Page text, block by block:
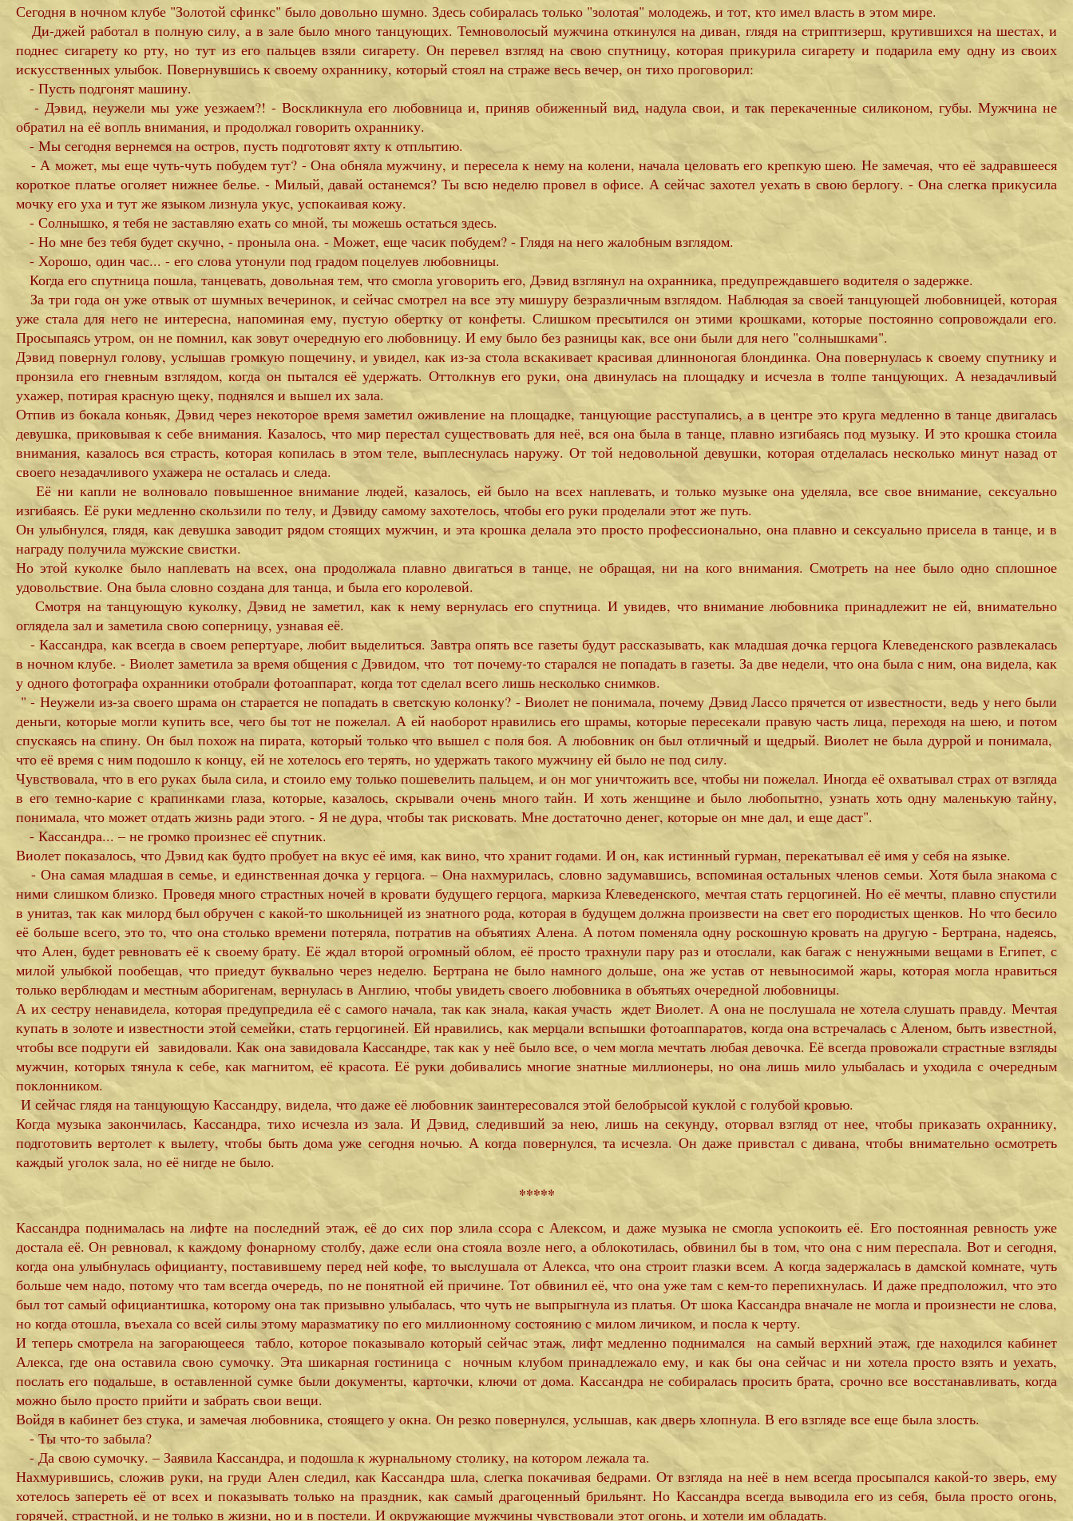
Сегодня в ночном клубе "Золотой сфинкс" было довольно шумно. Здесь собиралась только "золотая" молодежь, и тот, кто имел власть в этом мире.
Ди-джей работал в полную силу, а в зале было много танцующих. Темноволосый мужчина откинулся на диван, глядя на стриптизерш, крутившихся на шестах, и
поднес сигарету ко рту, но тут из его пальцев взяли сигарету. Он перевел взгляд на свою спутницу, которая прикурила сигарету и подарила ему одну из своих
искусственных улыбок. Повернувшись к своему охраннику, который стоял на страже весь вечер, он тихо проговорил:
- Пусть подгонят машину.
- Дэвид, неужели мы уже уезжаем?! - Воскликнула его любовница и, приняв обиженный вид, надула свои, и так перекаченные силиконом, губы. Мужчина не
обратил на её вопль внимания, и продолжал говорить охраннику.
- Мы сегодня вернемся на остров, пусть подготовят яхту к отплытию.
- А может, мы еще чуть-чуть побудем тут? - Она обняла мужчину, и пересела к нему на колени, начала целовать его крепкую шею. Не замечая, что её задравшееся
короткое платье оголяет нижнее белье. - Милый, давай останемся? Ты всю неделю провел в офисе. А сейчас захотел уехать в свою берлогу. - Она слегка прикусила
мочку его уха и тут же языком лизнула укус, успокаивая кожу.
- Солнышко, я тебя не заставляю ехать со мной, ты можешь остаться здесь.
- Но мне без тебя будет скучно, - проныла она. - Может, еще часик побудем? - Глядя на него жалобным взглядом.
- Хорошо, один час... - его слова утонули под градом поцелуев любовницы.
Когда его спутница пошла, танцевать, довольная тем, что смогла уговорить его, Дэвид взглянул на охранника, предупреждавшего водителя о задержке.
За три года он уже отвык от шумных вечеринок, и сейчас смотрел на все эту мишуру безразличным взглядом. Наблюдая за своей танцующей любовницей, которая
уже стала для него не интересна, напоминая ему, пустую обертку от конфеты. Слишком пресытился он этими крошками, которые постоянно сопровождали его.
Просыпаясь утром, он не помнил, как зовут очередную его любовницу. И ему было без разницы как, все они были для него "солнышками".
Дэвид повернул голову, услышав громкую пощечину, и увидел, как из-за стола вскакивает красивая длинноногая блондинка. Она повернулась к своему спутнику и
пронзила его гневным взглядом, когда он пытался её удержать. Оттолкнув его руки, она двинулась на площадку и исчезла в толпе танцующих. А незадачливый
ухажер, потирая красную щеку, поднялся и вышел их зала.
Отпив из бокала коньяк, Дэвид через некоторое время заметил оживление на площадке, танцующие расступались, а в центре это круга медленно в танце двигалась
девушка, приковывая к себе внимания. Казалось, что мир перестал существовать для неё, вся она была в танце, плавно изгибаясь под музыку. И это крошка стоила
внимания, казалось вся страсть, которая копилась в этом теле, выплеснулась наружу. От той недовольной девушки, которая отделалась несколько минут назад от
своего незадачливого ухажера не осталась и следа.
Её ни капли не волновало повышенное внимание людей, казалось, ей было на всех наплевать, и только музыке она уделяла, все свое внимание, сексуально
изгибаясь. Её руки медленно скользили по телу, и Дэвиду самому захотелось, чтобы его руки проделали этот же путь.
Он улыбнулся, глядя, как девушка заводит рядом стоящих мужчин, и эта крошка делала это просто профессионально, она плавно и сексуально присела в танце, и в
награду получила мужские свистки.
Но этой куколке было наплевать на всех, она продолжала плавно двигаться в танце, не обращая, ни на кого внимания. Смотреть на нее было одно сплошное
удовольствие. Она была словно создана для танца, и была его королевой.
Смотря на танцующую куколку, Дэвид не заметил, как к нему вернулась его спутница. И увидев, что внимание любовника принадлежит не ей, внимательно
оглядела зал и заметила свою соперницу, узнавая её.
- Кассандра, как всегда в своем репертуаре, любит выделиться. Завтра опять все газеты будут рассказывать, как младшая дочка герцога Клеведенского развлекалась
в ночном клубе. - Виолет заметила за время общения с Дэвидом, что тот почему-то старался не попадать в газеты. За две недели, что она была с ним, она видела, как
у одного фотографа охранники отобрали фотоаппарат, когда тот сделал всего лишь несколько снимков.
" - Неужели из-за своего шрама он старается не попадать в светскую колонку? - Виолет не понимала, почему Дэвид Лассо прячется от известности, ведь у него были
деньги, которые могли купить все, чего бы тот не пожелал. А ей наоборот нравились его шрамы, которые пересекали правую часть лица, переходя на шею, и потом
спускаясь на спину. Он был похож на пирата, который только что вышел с поля боя. А любовник он был отличный и щедрый. Виолет не была дуррой и понимала,
что её время с ним подошло к концу, ей не хотелось его терять, но удержать такого мужчину ей было не под силу.
Чувствовала, что в его руках была сила, и стоило ему только пошевелить пальцем, и он мог уничтожить все, чтобы ни пожелал. Иногда её охватывал страх от взгляда
в его темно-карие с крапинками глаза, которые, казалось, скрывали очень много тайн. И хоть женщине и было любопытно, узнать хоть одну маленькую тайну,
понимала, что может отдать жизнь ради этого. - Я не дура, чтобы так рисковать. Мне достаточно денег, которые он мне дал, и еще даст".
- Кассандра... – не громко произнес её спутник.
Виолет показалось, что Дэвид как будто пробует на вкус её имя, как вино, что хранит годами. И он, как истинный гурман, перекатывал её имя у себя на языке.
- Она самая младшая в семье, и единственная дочка у герцога. – Она нахмурилась, словно задумавшись, вспоминая остальных членов семьи. Хотя была знакома с
ними слишком близко. Проведя много страстных ночей в кровати будущего герцога, маркиза Клеведенского, мечтая стать герцогиней. Но её мечты, плавно спустили
в унитаз, так как милорд был обручен с какой-то школьницей из знатного рода, которая в будущем должна произвести на свет его породистых щенков. Но что бесило
её больше всего, это то, что она столько времени потеряла, потратив на объятиях Алена. А потом поменяла одну роскошную кровать на другую - Бертрана, надеясь,
что Ален, будет ревновать её к своему брату. Её ждал второй огромный облом, её просто трахнули пару раз и отослали, как багаж с ненужными вещами в Египет, с
милой улыбкой пообещав, что приедут буквально через неделю. Бертрана не было намного дольше, она же устав от невыносимой жары, которая могла нравиться
только верблюдам и местным аборигенам, вернулась в Англию, чтобы увидеть своего любовника в объятьях очередной любовницы.
А их сестру ненавидела, которая предупредила её с самого начала, так как знала, какая участь ждет Виолет. А она не послушала не хотела слушать правду. Мечтая
купать в золоте и известности этой семейки, стать герцогиней. Ей нравились, как мерцали вспышки фотоаппаратов, когда она встречалась с Аленом, быть известной,
чтобы все подруги ей завидовали. Как она завидовала Кассандре, так как у неё было все, о чем могла мечтать любая девочка. Её всегда провожали страстные взгляды
мужчин, которых тянула к себе, как магнитом, её красота. Её руки добивались многие знатные миллионеры, но она лишь мило улыбалась и уходила с очередным
поклонником.
И сейчас глядя на танцующую Кассандру, видела, что даже её любовник заинтересовался этой белобрысой куклой с голубой кровью.
Когда музыка закончилась, Кассандра, тихо исчезла из зала. И Дэвид, следивший за нею, лишь на секунду, оторвал взгляд от нее, чтобы приказать охраннику,
подготовить вертолет к вылету, чтобы быть дома уже сегодня ночью. А когда повернулся, та исчезла. Он даже привстал с дивана, чтобы внимательно осмотреть
каждый уголок зала, но её нигде не было.
*****
Кассандра поднималась на лифте на последний этаж, её до сих пор злила ссора с Алексом, и даже музыка не смогла успокоить её. Его постоянная ревность уже
достала её. Он ревновал, к каждому фонарному столбу, даже если она стояла возле него, а облокотилась, обвинил бы в том, что она с ним переспала. Вот и сегодня,
когда она улыбнулась официанту, поставившему перед ней кофе, то выслушала от Алекса, что она строит глазки всем. А когда задержалась в дамской комнате, чуть
больше чем надо, потому что там всегда очередь, по не понятной ей причине. Тот обвинил её, что она уже там с кем-то перепихнулась. И даже предположил, что это
был тот самый официантишка, которому она так призывно улыбалась, что чуть не выпрыгнула из платья. От шока Кассандра вначале не могла и произнести не слова,
но когда отошла, въехала со всей силы этому маразматику по его миллионному состоянию с милом личиком, и посла к черту.
И теперь смотрела на загорающееся табло, которое показывало который сейчас этаж, лифт медленно поднимался на самый верхний этаж, где находился кабинет
Алекса, где она оставила свою сумочку. Эта шикарная гостиница с ночным клубом принадлежало ему, и как бы она сейчас и ни хотела просто взять и уехать,
послать его подальше, в оставленной сумке были документы, карточки, ключи от дома. Кассандра не собиралась просить брата, срочно все восстанавливать, когда
можно было просто прийти и забрать свои вещи.
Войдя в кабинет без стука, и замечая любовника, стоящего у окна. Он резко повернулся, услышав, как дверь хлопнула. В его взгляде все еще была злость.
- Ты что-то забыла?
- Да свою сумочку. – Заявила Кассандра, и подошла к журнальному столику, на котором лежала та.
Нахмурившись, сложив руки, на груди Ален следил, как Кассандра шла, слегка покачивая бедрами. От взгляда на неё в нем всегда просыпался какой-то зверь, ему
хотелось запереть её от всех и показывать только на праздник, как самый драгоценный брильянт. Но Кассандра всегда выводила его из себя, была просто огонь,
горячей, страстной, и не только в жизни, но и в постели. И окружающие мужчины чувствовали этот огонь, и хотели им обладать.